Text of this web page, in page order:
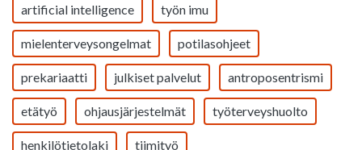
artificial intelligence työn imu
mielenterveysongelmat potilasohjeet
prekariaatti julkiset palvelut antroposentrismi
etätyö ohjausjärjestelmät työterveyshuolto
henkilötietolaki tiimityö